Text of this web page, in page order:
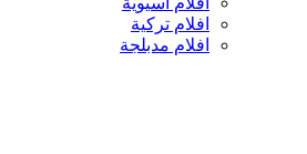
افلام تركية
افلام مدبلجة